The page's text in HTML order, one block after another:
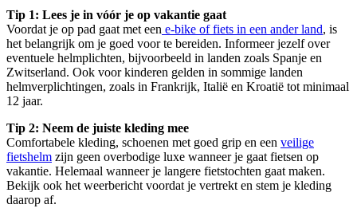
Tip 1: Lees je in vóór je op vakantie gaat
Voordat je op pad gaat met een e-bike of fiets in een ander land, is
het belangrijk om je goed voor te bereiden. Informeer jezelf over
eventuele helmplichten, bijvoorbeeld in landen zoals Spanje en
Zwitserland. Ook voor kinderen gelden in sommige landen
helmverplichtingen, zoals in Frankrijk, Italië en Kroatië tot minimaal
12 jaar.
Tip 2: Neem de juiste kleding mee
Comfortabele kleding, schoenen met goed grip en een veilige
fietshelm zijn geen overbodige luxe wanneer je gaat fietsen op
vakantie. Helemaal wanneer je langere fietstochten gaat maken.
Bekijk ook het weerbericht voordat je vertrekt en stem je kleding
daarop af.